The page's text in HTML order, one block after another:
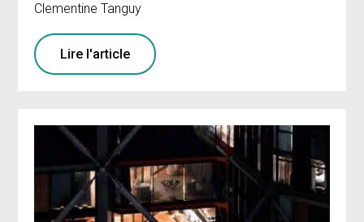
Clementine Tanguy
Lire l'article